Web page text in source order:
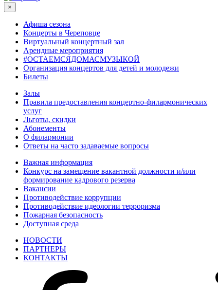
×
Афиша сезона
Концерты в Череповце
Виртуальный концертный зал
Арендные мероприятия
#ОСТАЕМСЯДОМАСМУЗЫКОЙ
Организация концертов для детей и молодежи
Билеты
Залы
Правила предоставления концертно-филармонических
услуг
Льготы, скидки
Абонементы
О филармонии
Ответы на часто задаваемые вопросы
Важная информация
Конкурс на замещение вакантной должности и/или
формирование кадрового резерва
Вакансии
Противодействие коррупции
Противодействие идеологии терроризма
Пожарная безопасность
Доступная среда
НОВОСТИ
ПАРТНЕРЫ
КОНТАКТЫ